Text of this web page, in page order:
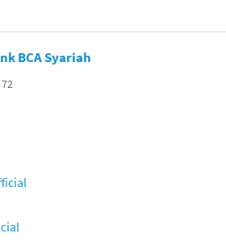
BCA Syariah